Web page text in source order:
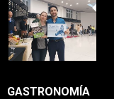
GASTRONOMÍA